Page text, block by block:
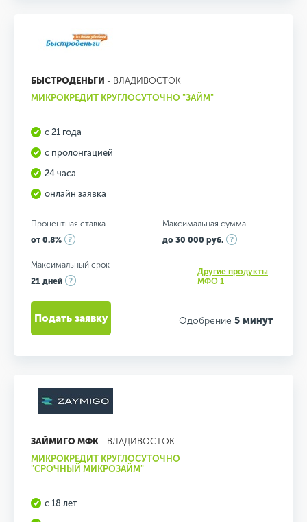
БЫСТРОДЕНЬГИ - ВЛАДИВОСТОК
МИКРОКРЕДИТ КРУГЛОСУТОЧНО "ЗАЙМ"
с 21 года
с пролонгацией
24 часа
онлайн заявка
Процентная ставка
от 0.8%
Максимальная сумма
до 30 000 руб.
Максимальный срок
21 дней
Другие продукты
МФО 1
Одобрение 5 минут
Подать заявку
ЗАЙМИГО МФК - ВЛАДИВОСТОК
МИКРОКРЕДИТ КРУГЛОСУТОЧНО
"СРОЧНЫЙ МИКРОЗАЙМ"
с 18 лет